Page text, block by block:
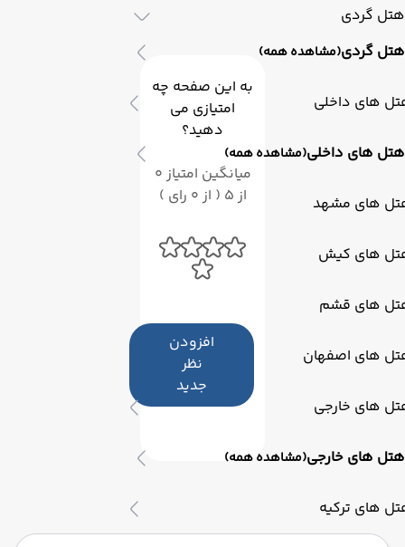
هتل گردی
هتل گردی(مشاهده همه)
های داخلی
هتل های داخلی(مشاهده همه)
های مشهد
های کیش
های قشم
های اصفهان
های خارجی
هتل های خارجی(مشاهده همه)
های ترکیه
به این صفحه چه
امتیازی می
دهید؟
میانگین امتیاز 0
از 5 ( از 0 رای )
افزودن
نظر
جدید